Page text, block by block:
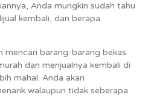
Anda mungkin sudah tahu
kembali, dan berapa
mencari barang-barang bekas
dan menjualnya kembali di
mahal. Anda akan
walaupun tidak seberapa.